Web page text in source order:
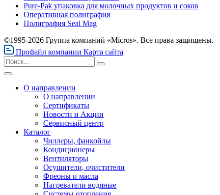
Pure-Pak упаковка для молочных продуктов и соков
Оперативная полиграфия
Полиграфия Seal Mag
©1995-2026 Группа компаний «Micros». Все права защищены.
Профайл компании Карта сайта
О направлении
О направлении
Сертификаты
Новости и Акции
Сервисный центр
Каталог
Чиллеры, фанкойлы
Кондиционеры
Вентиляторы
Осушители, очистители
Фреоны и масла
Нагреватели водяные